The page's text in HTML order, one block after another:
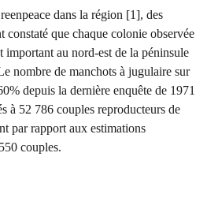
dans la région [1], des
constaté que chaque colonie observée
important au nord-est de la péninsule
nombre de manchots à jugulaire sur
depuis la dernière enquête de 1971
à 52 786 couples reproducteurs de
par rapport aux estimations
couples.